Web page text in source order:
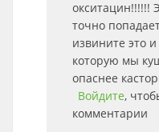
окситацин!!!!!!
точно
извините это
которую мы
опаснее
Войдите,
комментарии